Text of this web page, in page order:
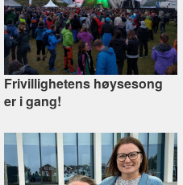
Frivillighetens høysesong
er i gang!